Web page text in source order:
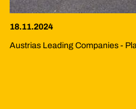
18.11.2024
Austrias Leading Companies -